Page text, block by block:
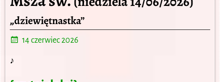
„dziewiętnastka”
14 czerwiec 2026
♪